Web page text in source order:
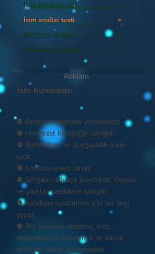
İsim Bloguna Git >
İsim analizi testi >
Harflerin Anlamı >
Numeroloji Nedir_________ >
Reklam
İsim Numerolojisi
⚉ Sanatsal anlamda yeteneklidir.
⚉ Hümanist bir kişiliğe sahiptir.
⚉ Romantizm ve duygusallık onun
işidir.
⚉ Konforu seven biridir.
⚉ Sezgileri oldukça kuvvetlidir. Duyarlı
ve yaratıcı özelliklere sahiptir.
⚉ Kendisini ispatlamak için her şeyi
yapar.
⚉ Tek yapması gereken; kötü
alışkanlıklarını terketmek ve küçük
detayları takılıp kalmamaktır.